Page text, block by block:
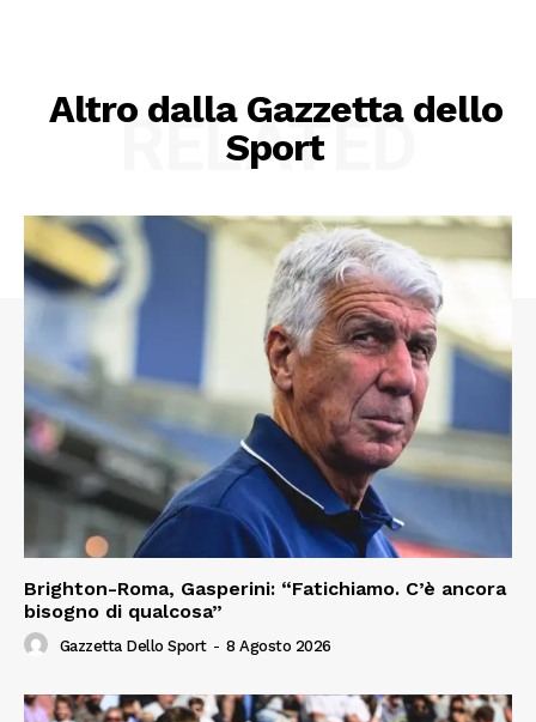
Altro dalla Gazzetta dello
Sport
RELATED
Brighton-Roma, Gasperini: “Fatichiamo. C’è ancora
bisogno di qualcosa”
Gazzetta Dello Sport - 8 Agosto 2026